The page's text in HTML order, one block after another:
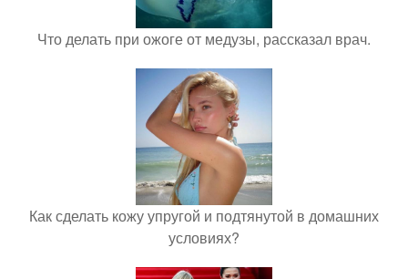
Что делать при ожоге от медузы, рассказал врач.
Как сделать кожу упругой и подтянутой в домашних
условиях?